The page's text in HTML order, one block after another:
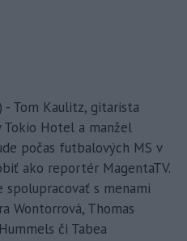
- Tom Kaulitz, gitarista
Tokio Hotel a manžel
počas futbalových MS v
ako reportér MagentaTV.
spolupracovať s menami
Wontorrová, Thomas
či Tabea